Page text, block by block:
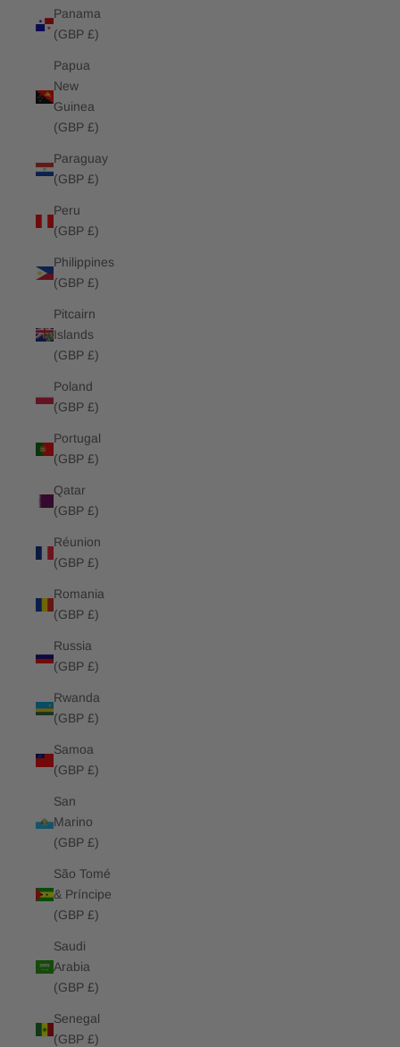
Panama
(GBP £)
Papua
New
Guinea
(GBP £)
Paraguay
(GBP £)
Peru
(GBP £)
Philippines
(GBP £)
Pitcairn
Islands
(GBP £)
Poland
(GBP £)
Portugal
(GBP £)
Qatar
(GBP £)
Réunion
(GBP £)
Romania
(GBP £)
Russia
(GBP £)
Rwanda
(GBP £)
Samoa
(GBP £)
San
Marino
(GBP £)
São Tomé
& Príncipe
(GBP £)
Saudi
Arabia
(GBP £)
Senegal
(GBP £)